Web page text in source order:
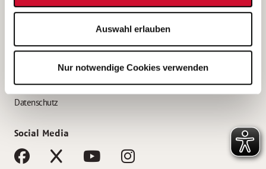
Auswahl erlauben
Nur notwendige Cookies verwenden
AWO Gliederungen nach Bundesland
Impressum
Datenschutz
Social Media